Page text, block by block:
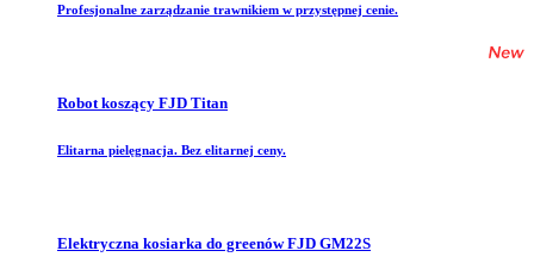
Profesjonalne zarządzanie trawnikiem w przystępnej cenie.
Robot koszący FJD Titan
Elitarna pielęgnacja. Bez elitarnej ceny.
Elektryczna kosiarka do greenów FJD GM22S